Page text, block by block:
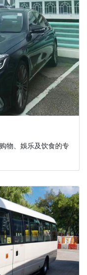
物、娛乐及饮食的专